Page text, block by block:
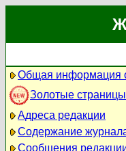
Общая информация
Золотые страницы
Адреса редакции
Содержание
Сообщения